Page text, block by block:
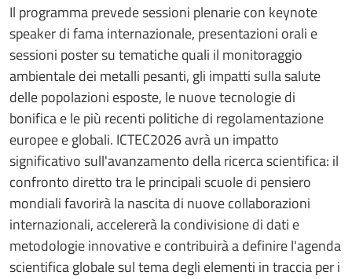
Il programma prevede sessioni plenarie con keynote
speaker di fama internazionale, presentazioni orali e
sessioni poster su tematiche quali il monitoraggio
ambientale dei metalli pesanti, gli impatti sulla salute
delle popolazioni esposte, le nuove tecnologie di
bonifica e le più recenti politiche di regolamentazione
europee e globali. ICTEC2026 avrà un impatto
significativo sull'avanzamento della ricerca scientifica: il
confronto diretto tra le principali scuole di pensiero
mondiali favorirà la nascita di nuove collaborazioni
internazionali, accelererà la condivisione di dati e
metodologie innovative e contribuirà a definire l'agenda
scientifica globale sul tema degli elementi in traccia per i